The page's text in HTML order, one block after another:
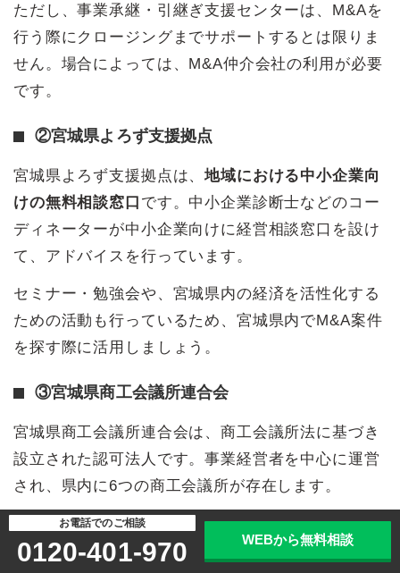
ただし、事業承継・引継ぎ支援センターは、M&Aを
行う際にクロージングまでサポートするとは限りま
せん。場合によっては、M&A仲介会社の利用が必要
です。
②宮城県よろず支援拠点
宮城県よろず支援拠点は、地域における中小企業向
けの無料相談窓口 です。中小企業診断士などのコー
ディネーターが中小企業向けに経営相談窓口を設け
て、アドバイスを行っています。
セミナー・勉強会や、宮城県内の経済を活性化する
ための活動も行っているため、宮城県内でM&A案件
を探す際に活用しましょう。
③宮城県商工会議所連合会
宮城県商工会議所連合会は、商工会議所法に基づき
設立された認可法人です。事業経営者を中心に運営
され、県内に6つの商工会議所が存在します。
経営全般に関して問題解決に向けた指導を行い、専
門家の派遣も実施しています。希望する宮城県の
お電話でのご相談
0120-401-970 WEBから無料相談